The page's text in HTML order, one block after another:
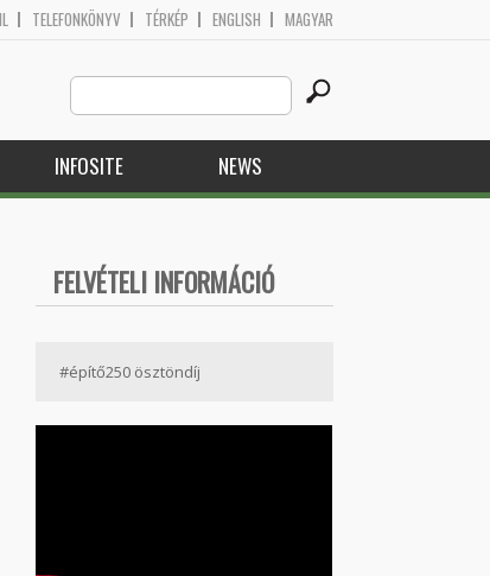
TELEFONKÖNYV TÉRKÉP ENGLISH MAGYAR
Search
this
site
INFOSITE NEWS
FELVÉTELI INFORMÁCIÓ
#építő250 ösztöndíj